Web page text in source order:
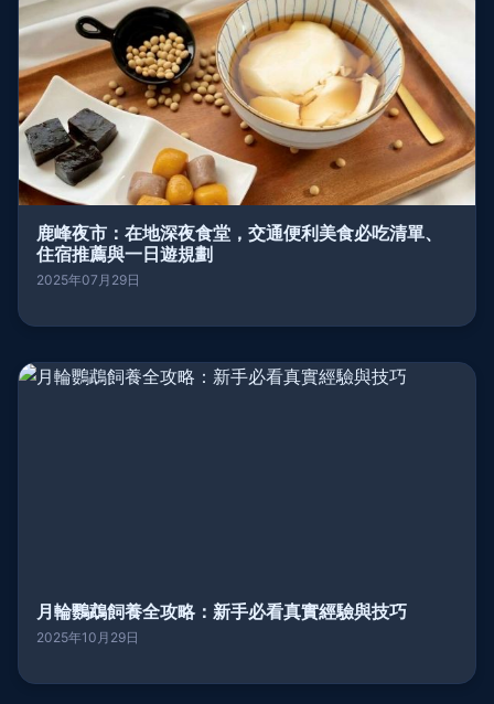
鹿峰夜市：在地深夜食堂，交通便利美食必吃清單、
住宿推薦與一日遊規劃
2025年07月29日
月輪鸚鵡飼養全攻略：新手必看真實經驗與技巧
2025年10月29日